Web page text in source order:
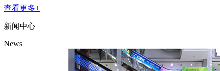
查看更多+
新闻中心
News